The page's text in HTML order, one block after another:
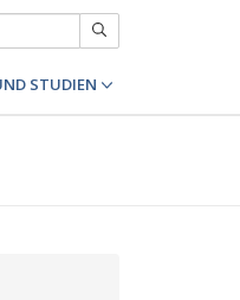
STUDIEN